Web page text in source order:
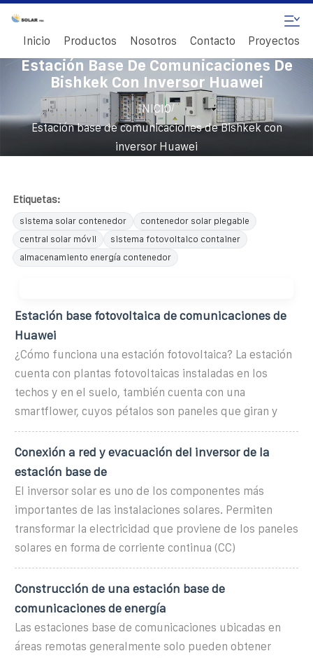
Inicio Productos Nosotros Contacto Proyectos
Estación Base De Comunicaciones De
Bishkek Con Inversor Huawei
INICIO/
Estación base de comunicaciones de Bishkek con
inversor Huawei
Etiquetas:
sistema solar contenedor
contenedor solar plegable
central solar móvil
sistema fotovoltaico container
almacenamiento energía contenedor
Estación base fotovoltaica de comunicaciones de
Huawei
¿Cómo funciona una estación fotovoltaica? La estación
cuenta con plantas fotovoltaicas instaladas en los
techos y en el suelo, también cuenta con una
smartflower, cuyos pétalos son paneles que giran y
Conexión a red y evacuación del inversor de la
estación base de
El inversor solar es uno de los componentes más
importantes de las instalaciones solares. Permiten
transformar la electricidad que proviene de los paneles
solares en forma de corriente continua (CC)
Construcción de una estación base de
comunicaciones de energía
Las estaciones base de comunicaciones ubicadas en
áreas remotas generalmente solo pueden obtener